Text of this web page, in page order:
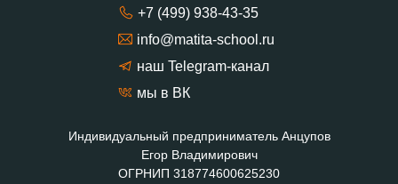
мы в ВК
наш Telegram-канал
+7 (499) 938-43-35
info@matita-school.ru
Индивидуальный предприниматель Анцупов
Егор Владимирович
ОГРНИП 318774600625230